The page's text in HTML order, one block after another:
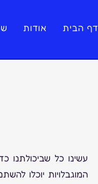
דף הבית אודות
עשינו כל שביכולתנו
המוגבלויות יוכלו